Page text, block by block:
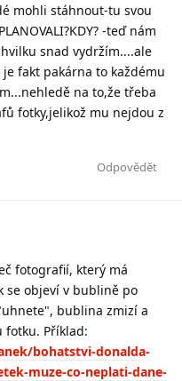
mohli stáhnout-tu svou
-teď nám
snad vydržím....ale
fakt pakárna to každému
na to,že třeba
fotky,jelikož mu nejdou z
Odpovědět
fotografií, který má
se objeví v bublině po
bublina zmizí a
fotku. Příklad:
bohatstvi-donalda-
muze-co-neplati-dane-